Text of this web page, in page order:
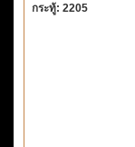
กระทู้: 2205